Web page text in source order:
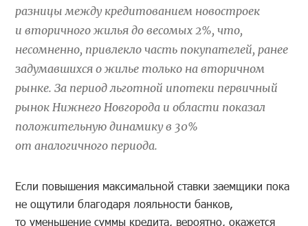
разницы между кредитованием новостроек
и вторичного жилья до весомых 2%, что,
несомненно, привлекло часть покупателей, ранее
задумавшихся о жилье только на вторичном
рынке. За период льготной ипотеки первичный
рынок Нижнего Новгорода и области показал
положительную динамику в 30%
от аналогичного периода.
Если повышения максимальной ставки заемщики пока
не ощутили благодаря лояльности банков,
то уменьшение суммы кредита, вероятно, окажется